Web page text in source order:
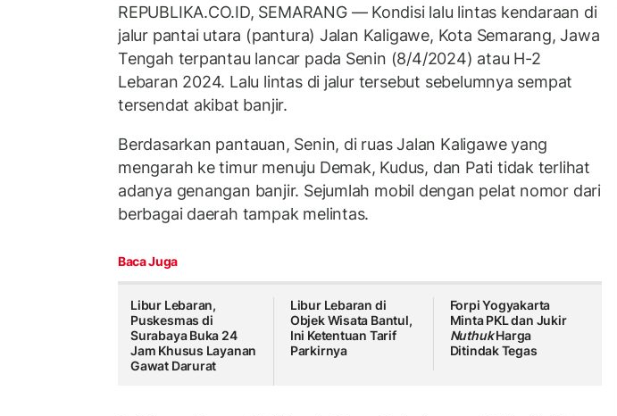
REPUBLIKA.CO.ID, SEMARANG — Kondisi lalu lintas kendaraan di
jalur pantai utara (pantura) Jalan Kaligawe, Kota Semarang, Jawa
Tengah terpantau lancar pada Senin (8/4/2024) atau H-2
Lebaran 2024. Lalu lintas di jalur tersebut sebelumnya sempat
tersendat akibat banjir.
Berdasarkan pantauan, Senin, di ruas Jalan Kaligawe yang
mengarah ke timur menuju Demak, Kudus, dan Pati tidak terlihat
adanya genangan banjir. Sejumlah mobil dengan pelat nomor dari
berbagai daerah tampak melintas.
Baca Juga
Libur Lebaran,
Puskesmas di
Surabaya Buka 24
Jam Khusus Layanan
Gawat Darurat
Libur Lebaran di
Objek Wisata Bantul,
Ini Ketentuan Tarif
Parkirnya
Forpi Yogyakarta
Minta PKL dan Jukir
NuthukHarga
Ditindak Tegas